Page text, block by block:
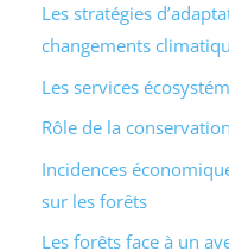
Les stratégies
changements
Les services
Rôle de la
Incidences
sur les forêts
Les forêts face à un